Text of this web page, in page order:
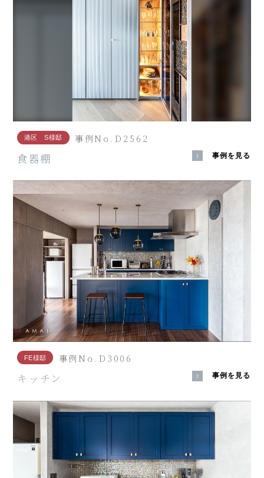
港区 S様邸 事例No.D2562
食器棚 事例を見る
FE様邸 事例No.D3006
キッチン 事例を見る